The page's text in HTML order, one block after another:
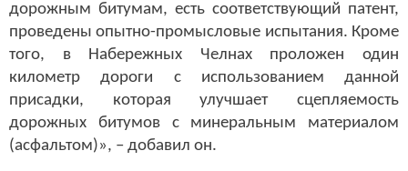
дорожным битумам, есть соответствующий патент,
проведены опытно-промысловые испытания. Кроме
того, в Набережных Челнах проложен один
километр дороги с использованием данной
присадки, которая улучшает сцепляемость
дорожных битумов с минеральным материалом
(асфальтом)», – добавил он.